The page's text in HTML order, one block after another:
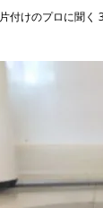
片付けのプロに聞く